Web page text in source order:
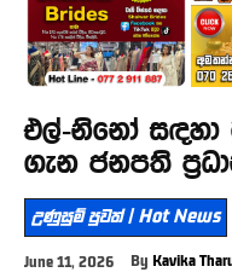
එල්-නිනෝ සඳහා
ගැන ජනපති
උණුසුම් පුවත් | Hot News
June 11, 2026 By Kavika